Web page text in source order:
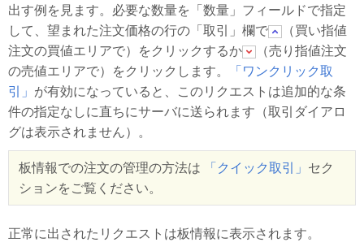
出す例を見ます。必要な数量を「数量」フィールドで指定
して、望まれた注文価格の行の「取引」欄で
（買い指値
注文の買値エリアで）をクリックするか
（売り指値注文
の売値エリアで）をクリックします。
「ワンクリック取
引」 が有効になっていると、このリクエストは追加的な条
件の指定なしに直ちにサーバに送られます（取引ダイアロ
グは表示されません）。
板情報での注文の管理の方法は
「クイック取引」 セク
ションをご覧ください。
正常に出されたリクエストは板情報に表示されます。